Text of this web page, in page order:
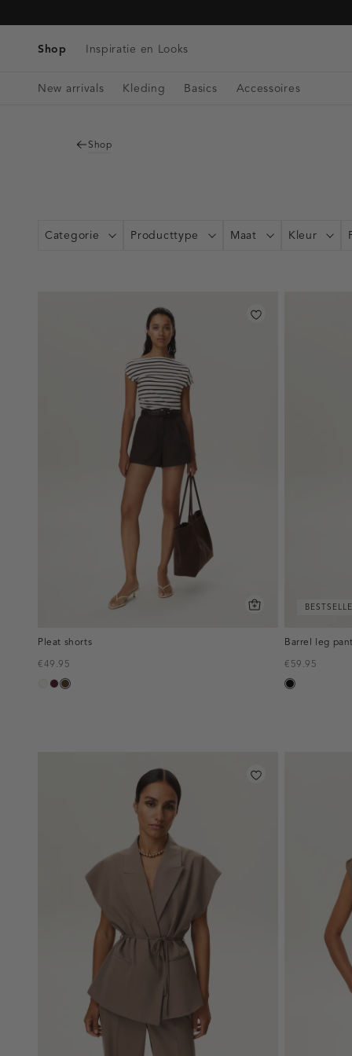
direct naar
hoofdinhoud
Shop Inspiratie en Looks
New arrivals Kleding
Singlets
Denim
Basics Accessoires
Riemen
Bag charms
Shop
Categorie Producttype Maat Kleur
Pleat shorts
€49.95
creme,
pruim,
toffee
Barrel leg
€59.95
zwart